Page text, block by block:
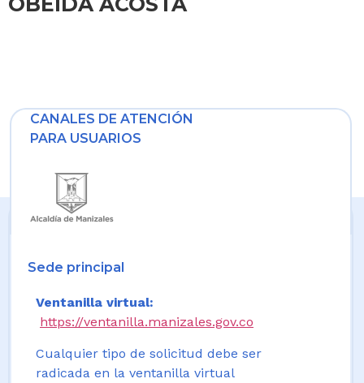
CANALES DE ATENCIÓN
PARA USUARIOS
Sede principal
Ventanilla virtual:
https://ventanilla.manizales.gov.co
Cualquier tipo de solicitud debe ser
radicada en la ventanilla virtual